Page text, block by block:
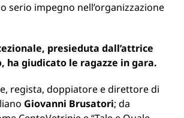
serio impegno nell’organizzazione
presieduta dall’attrice
ha giudicato le ragazze in gara.
regista, doppiatore e direttore di
Giovanni Brusatori; da